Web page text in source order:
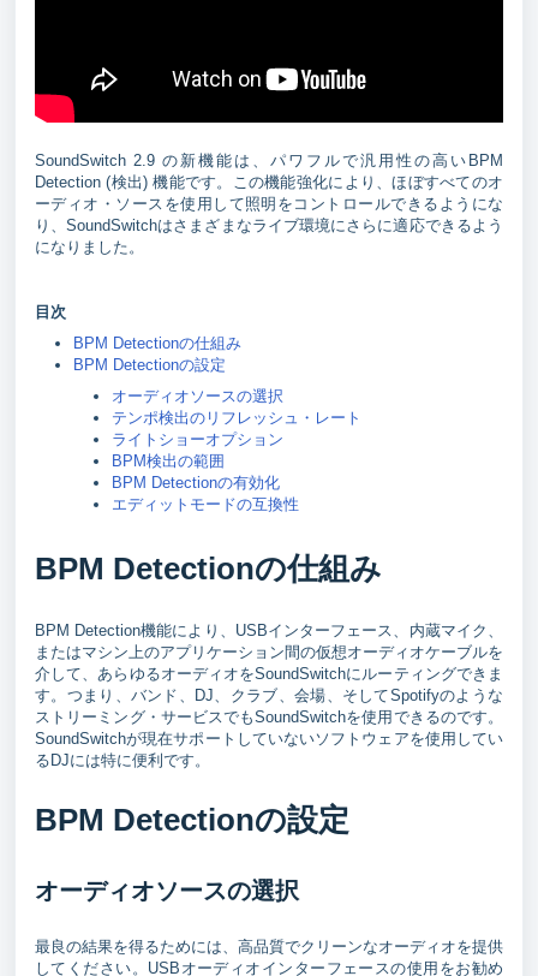
SoundSwitch 2.9 の新機能は、パワフルで汎用性の高いBPM
Detection (検出) 機能です。この機能強化により、ほぼすべてのオ
ーディオ・ソースを使用して照明をコントロールできるようにな
り、SoundSwitchはさまざまなライブ環境にさらに適応できるよう
になりました。
目次
BPM Detectionの仕組み
BPM Detectionの設定
オーディオソースの選択
テンポ検出のリフレッシュ・レート
ライトショーオプション
BPM検出の範囲
BPM Detectionの有効化
エディットモードの互換性
BPM Detectionの仕組み
BPM Detection機能により、USBインターフェース、内蔵マイク、
またはマシン上のアプリケーション間の仮想オーディオケーブルを
介して、あらゆるオーディオをSoundSwitchにルーティングできま
す。つまり、バンド、DJ、クラブ、会場、そしてSpotifyのような
ストリーミング・サービスでもSoundSwitchを使用できるのです。
SoundSwitchが現在サポートしていないソフトウェアを使用してい
るDJには特に便利です。
BPM Detectionの設定
オーディオソースの選択
最良の結果を得るためには、高品質でクリーンなオーディオを提供
してください。USBオーディオインターフェースの使用をお勧め